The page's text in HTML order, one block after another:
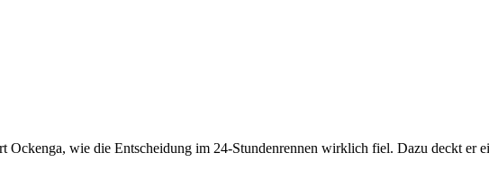
Ockenga, wie die Entscheidung im 24-Stundenrennen wirklich fiel. Dazu deckt